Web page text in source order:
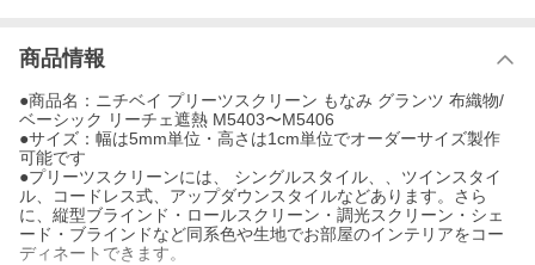
商品情報
●商品名：ニチベイ プリーツスクリーン もなみ グランツ 布織物/
ベーシック リーチェ遮熱 M5403〜M5406
●サイズ：幅は5mm単位・高さは1cm単位でオーダーサイズ製作
可能です
●プリーツスクリーンには、 シングルスタイル、、ツインスタイ
ル、コードレス式、アップダウンスタイルなどあります。さら
に、縦型ブラインド・ロールスクリーン・調光スクリーン・シェ
ード・ブラインドなど同系色や生地でお部屋のインテリアをコー
ディネートできます。